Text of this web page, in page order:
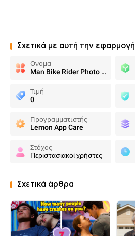
Σχετικά με αυτή την εφαρμογή
Ονομα
Man Bike Rider Photo Editor
Τιμή
0
Προγραμματιστής
Lemon App Care
Στόχος
Περιστασιακοί χρήστες
Σχετικά άρθρα